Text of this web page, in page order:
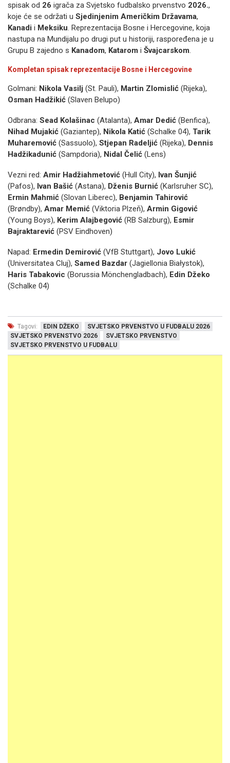
spisak od 26 igrača za Svjetsko fudbalsko prvenstvo 2026.,
koje će se održati u Sjedinjenim Američkim Državama,
Kanadi i Meksiku. Reprezentacija Bosne i Hercegovine, koja
nastupa na Mundijalu po drugi put u historiji, raspoređena je u
Grupu B zajedno s Kanadom, Katarom i Švajcarskom.
Kompletan spisak reprezentacije Bosne i Hercegovine
Golmani: Nikola Vasilj (St. Pauli), Martin Zlomislić (Rijeka),
Osman Hadžikić (Slaven Belupo)
Odbrana: Sead Kolašinac (Atalanta), Amar Dedić (Benfica),
Nihad Mujakić (Gaziantep), Nikola Katić (Schalke 04), Tarik
Muharemović (Sassuolo), Stjepan Radeljić (Rijeka), Dennis
Hadžikadunić (Sampdoria), Nidal Čelić (Lens)
Vezni red: Amir Hadžiahmetović (Hull City), Ivan Šunjić
(Pafos), Ivan Bašić (Astana), Dženis Burnić (Karlsruher SC),
Ermin Mahmić (Slovan Liberec), Benjamin Tahirović
(Brøndby), Amar Memić (Viktoria Plzeň), Armin Gigović
(Young Boys), Kerim Alajbegović (RB Salzburg), Esmir
Bajraktarević (PSV Eindhoven)
Napad: Ermedin Demirović (VfB Stuttgart), Jovo Lukić
(Universitatea Cluj), Samed Bazdar (Jagiellonia Białystok),
Haris Tabakovic (Borussia Mönchengladbach), Edin Džeko
(Schalke 04)
Tagovi: EDIN DŽEKO
SVJETSKO PRVENSTVO U FUDBALU 2026
SVJETSKO PRVENSTVO 2026
SVJETSKO PRVENSTVO
SVJETSKO PRVENSTVO U FUDBALU